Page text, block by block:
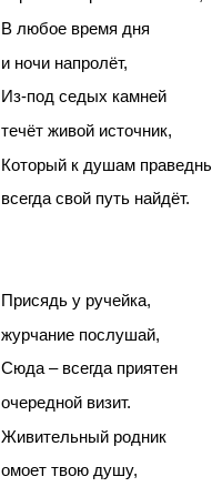
В любое время дня
и ночи напролёт,
Из-под седых камней
течёт живой источник,
Который к душам
всегда свой путь найдёт.
Присядь у ручейка,
журчание послушай,
Сюда – всегда приятен
очередной визит.
Живительный родник
омоет твою душу,